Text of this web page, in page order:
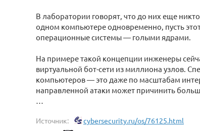
В лаборатории говорят, что до них еще
одном компьютере одновременно, пусть
операционные системы — голыми ядрами.
На примере такой концепции инженеры
виртуальной бот-сети из миллиона узлов.
компьютеров — это даже по масштабам
направленной атаки может причинить
…
Источник: cybersecurity.ru/os/76125.html